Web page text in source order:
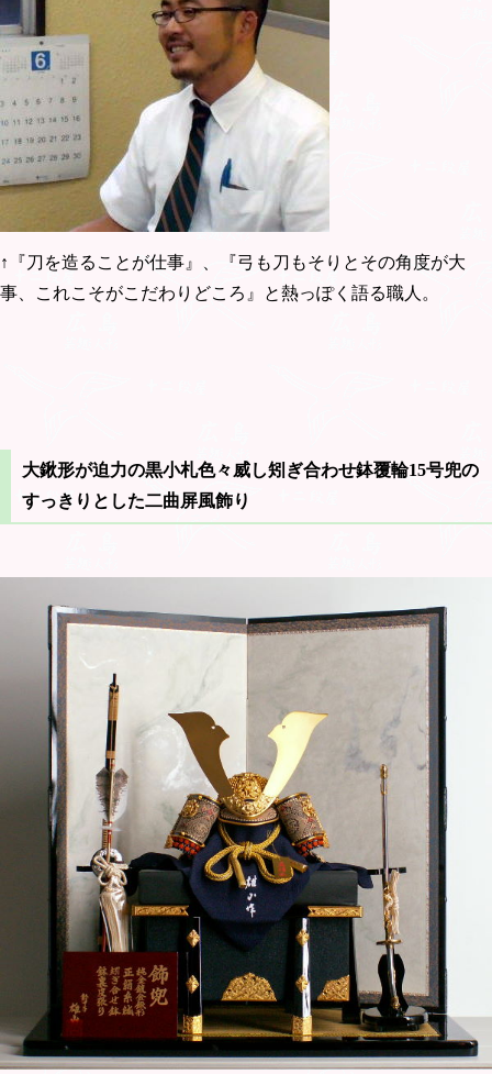
↑『刀を造ることが仕事』、『弓も刀もそりとその角度が大
事、これこそがこだわりどころ』と熱っぽく語る職人。
大鍬形が迫力の黒小札色々威し矧ぎ合わせ鉢覆輪15号兜の
すっきりとした二曲屏風飾り